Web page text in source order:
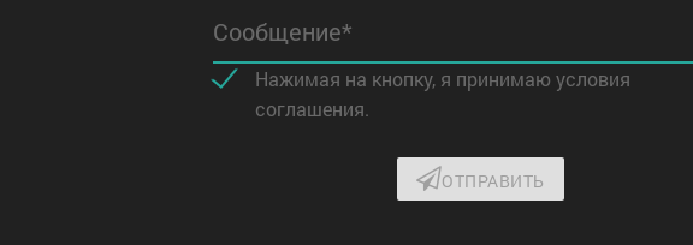
Сообщение*
Нажимая на кнопку, я принимаю условия
соглашения.
ОТПРАВИТЬ